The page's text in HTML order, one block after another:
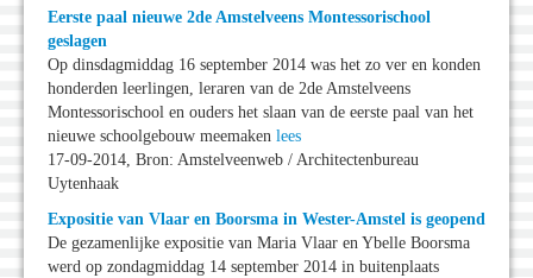
Eerste paal nieuwe 2de Amstelveens Montessorischool
geslagen
Op dinsdagmiddag 16 september 2014 was het zo ver en konden
honderden leerlingen, leraren van de 2de Amstelveens
Montessorischool en ouders het slaan van de eerste paal van het
nieuwe schoolgebouw meemaken lees
17-09-2014, Bron: Amstelveenweb / Architectenbureau
Uytenhaak
Expositie van Vlaar en Boorsma in Wester-Amstel is geopend
De gezamenlijke expositie van Maria Vlaar en Ybelle Boorsma
werd op zondagmiddag 14 september 2014 in buitenplaats